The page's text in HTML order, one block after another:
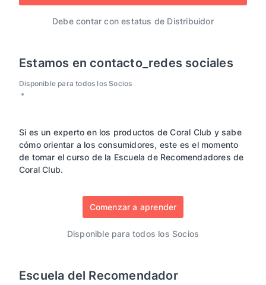
Debe contar con estatus de Distribuidor
Estamos en contacto_redes sociales
Disponible para todos los Socios
Si es un experto en los productos de Coral Club y sabe
cómo orientar a los consumidores, este es el momento
de tomar el curso de la Escuela de Recomendadores de
Coral Club.
Comenzar a aprender
Disponible para todos los Socios
Escuela del Recomendador